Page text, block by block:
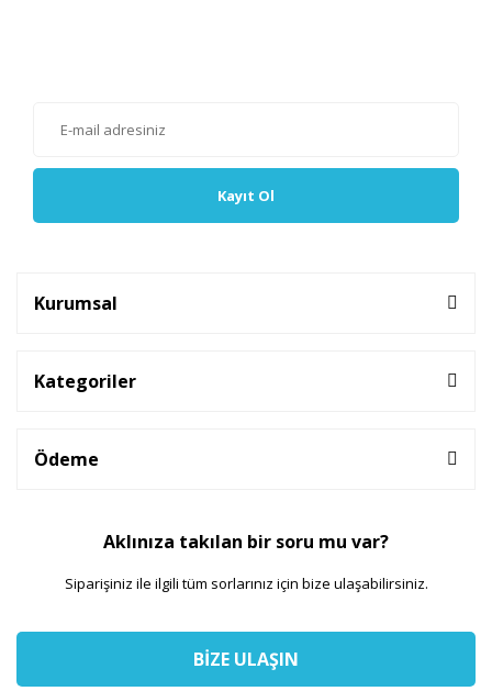
Kayıt Ol
Kurumsal
Kategoriler
Ödeme
Aklınıza takılan bir soru mu var?
Siparişiniz ile ilgili tüm sorlarınız için bize ulaşabilirsiniz.
BİZE ULAŞIN